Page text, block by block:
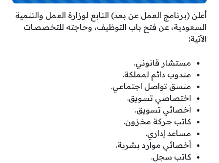
أعلن (برنامج العمل عن بعد) التابع لوزارة العمل والتنمية
السعودية، عن فتح باب التوظيف، وحاجته للتخصصات
الآتية:
مستشار قانوني.
مندوب دائم لمملكة.
منسق تواصل اجتماعي.
اختصاصي تسويق.
أخصائي تسويق.
كاتب حركة مخزون.
مساعد إداري.
أخصائي موارد بشرية.
كاتب سجل.